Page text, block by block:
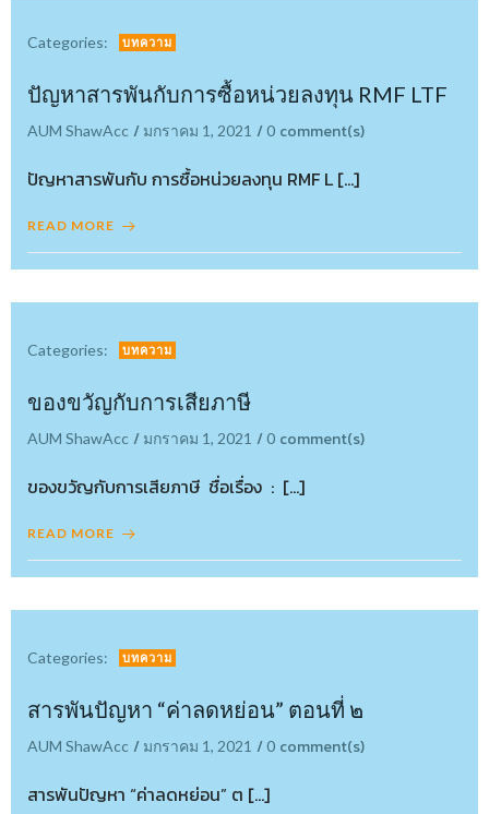
Categories: บทความ
ปัญหาสารพันกับการซื้อหน่วยลงทุน RMF LTF
AUM ShawAcc / มกราคม 1, 2021 /0 comment(s)
ปัญหาสารพันกับ การซื้อหน่วยลงทุน RMF L […]
READ MORE
Categories: บทความ
ของขวัญกับการเสียภาษี
AUM ShawAcc / มกราคม 1, 2021 /0 comment(s)
ของขวัญกับการเสียภาษี ชื่อเรื่อง : […]
READ MORE
Categories: บทความ
สารพันปัญหา “ค่าลดหย่อน” ตอนที่ ๒
AUM ShawAcc / มกราคม 1, 2021 /0 comment(s)
สารพันปัญหา “ค่าลดหย่อน” ต […]